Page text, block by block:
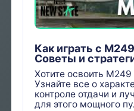
Как играть с
Советы и
Хотите освоить
Узнайте все о
контроле отдачи и
для этого мощного